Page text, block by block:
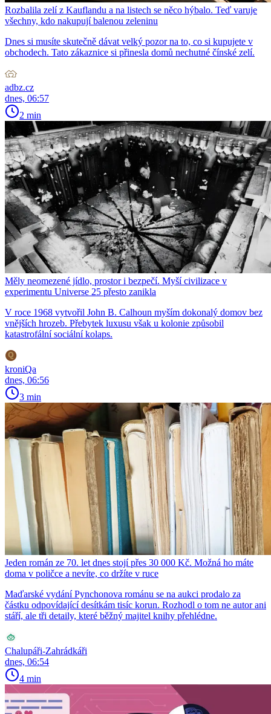
Rozbalila zelí z Kauflandu a na listech se něco hýbalo. Teď varuje
všechny, kdo nakupují balenou zeleninu
Dnes si musíte skutečně dávat velký pozor na to, co si kupujete v
obchodech. Tato zákaznice si přinesla domů nechutné čínské zelí.
adbz.cz
dnes, 06:57
2 min
Měly neomezené jídlo, prostor i bezpečí. Myší civilizace v
experimentu Universe 25 přesto zanikla
V roce 1968 vytvořil John B. Calhoun myším dokonalý domov bez
vnějších hrozeb. Přebytek luxusu však u kolonie způsobil
katastrofální sociální kolaps.
kroniQa
dnes, 06:56
3 min
Jeden román ze 70. let dnes stojí přes 30 000 Kč. Možná ho máte
doma v poličce a nevíte, co držíte v ruce
Maďarské vydání Pynchonova románu se na aukci prodalo za
částku odpovídající desítkám tisíc korun. Rozhodl o tom ne autor ani
stáří, ale tři detaily, které běžný majitel knihy přehlédne.
Chalupáři-Zahrádkáři
dnes, 06:54
4 min